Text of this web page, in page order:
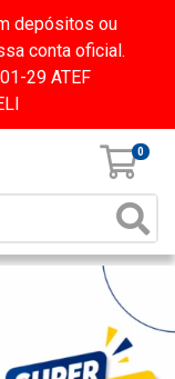
depósitos ou
conta oficial.
29 ATEF
0